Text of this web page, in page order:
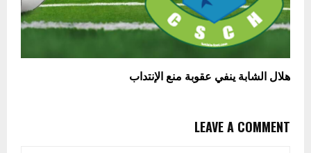
هلال الشابة ينفي عقوبة منع الإنتداب
LEAVE A COMMENT